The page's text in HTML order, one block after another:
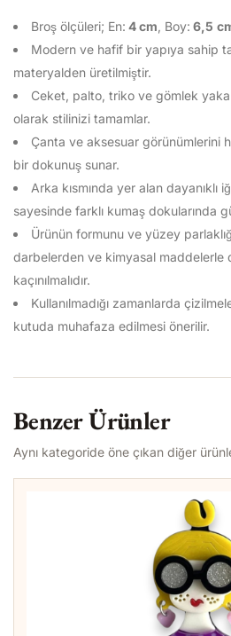
Broş ölçüleri; En: 4cm , Boy: 6,5
Modern ve hafif bir yapıya sahip
materyalden üretilmiştir.
Ceket, palto, triko ve gömlek
olarak stilinizi tamamlar.
Çanta ve aksesuar görünümlerini
bir dokunuş sunar.
Arka kısmında yer alan dayanıklı
sayesinde farklı kumaş dokularında
Ürünün formunu ve yüzey
darbelerden ve kimyasal maddelerle
kaçınılmalıdır.
Kullanılmadığı zamanlarda
kutuda muhafaza edilmesi önerilir.
Benzer Ürünler
Aynı kategoride öne çıkan diğer